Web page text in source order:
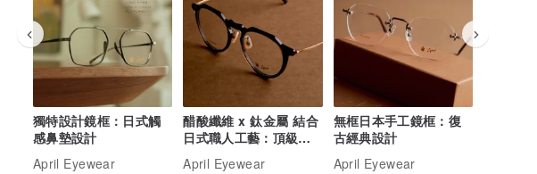
獨特設計鏡框：日式觸
感鼻墊設計
April Eyewear
醋酸纖維 x 鈦金屬 結合
日式職人工藝：頂級品
質
April Eyewear
無框日本手工鏡框：復
古經典設計
April Eyewear